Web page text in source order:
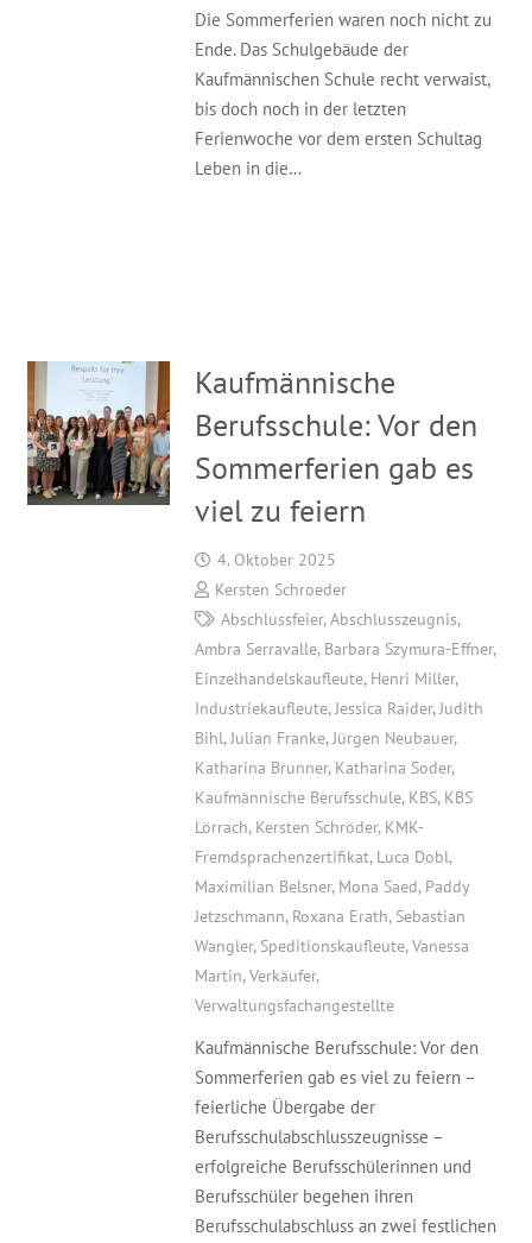
Die Sommerferien waren noch nicht zu
Ende. Das Schulgebäude der
Kaufmännischen Schule recht verwaist,
bis doch noch in der letzten
Ferienwoche vor dem ersten Schultag
Leben in die…
Kaufmännische
Berufsschule: Vor den
Sommerferien gab es
viel zu feiern
4. Oktober 2025
Kersten Schroeder
Abschlussfeier, Abschlusszeugnis,
Ambra Serravalle, Barbara Szymura-Effner,
Einzelhandelskaufleute, Henri Miller,
Industriekaufleute, Jessica Raider, Judith
Bihl, Julian Franke, Jürgen Neubauer,
Katharina Brunner, Katharina Soder,
Kaufmännische Berufsschule, KBS, KBS
Lörrach, Kersten Schröder, KMK-
Fremdsprachenzertifikat, Luca Dobl,
Maximilian Belsner, Mona Saed, Paddy
Jetzschmann, Roxana Erath, Sebastian
Wangler, Speditionskaufleute, Vanessa
Martin, Verkäufer,
Verwaltungsfachangestellte
Kaufmännische Berufsschule: Vor den
Sommerferien gab es viel zu feiern –
feierliche Übergabe der
Berufsschulabschlusszeugnisse –
erfolgreiche Berufsschülerinnen und
Berufsschüler begehen ihren
Berufsschulabschluss an zwei festlichen